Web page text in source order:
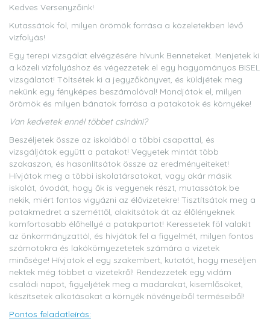
Kedves Versenyzőink!
Kutassátok föl, milyen örömök forrása a közeletekben lévő
vízfolyás!
Egy terepi vizsgálat elvégzésére hívunk Benneteket. Menjetek ki
a közeli vízfolyáshoz és végezzetek el egy hagyományos BISEL
vizsgálatot! Töltsétek ki a jegyzőkönyvet, és küldjétek meg
nekünk egy fényképes beszámolóval! Mondjátok el, milyen
örömök és milyen bánatok forrása a patakotok és környéke!
Van kedvetek ennél többet csinálni?
Beszéljetek össze az iskolából a többi csapattal, és
vizsgáljátok együtt a patakot! Vegyetek mintát több
szakaszon, és hasonlítsátok össze az eredményeiteket!
Hívjátok meg a többi iskolatársatokat, vagy akár másik
iskolát, óvodát, hogy ők is vegyenek részt, mutassátok be
nekik, miért fontos vigyázni az élővizetekre! Tisztítsátok meg a
patakmedret a szeméttől, alakítsátok át az élőlényeknek
komfortosabb élőhellyé a patakpartot! Keressetek föl valakit
az önkormányzattól, és hívjátok fel a figyelmét, milyen fontos
számotokra és lakókörnyezetetek számára a vizetek
minősége! Hívjatok el egy szakembert, kutatót, hogy meséljen
nektek még többet a vizetekről! Rendezzetek egy vidám
családi napot, figyeljétek meg a madarakat, kisemlősöket,
készítsetek alkotásokat a környék növényeiből terméseiből!
Pontos feladatleírás: